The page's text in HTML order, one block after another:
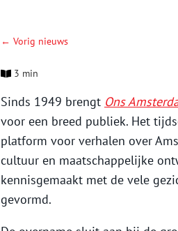
← Vorig nieuws
3 min
Sinds 1949 brengt Ons
voor een breed publiek. Het
platform voor verhalen over
cultuur en maatschappelijke
kennisgemaakt met de vele
gevormd.